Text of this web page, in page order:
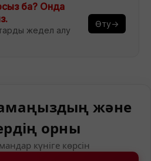
ба? Онда
жедел алу
Өту→
және
орны
күніге көрсін